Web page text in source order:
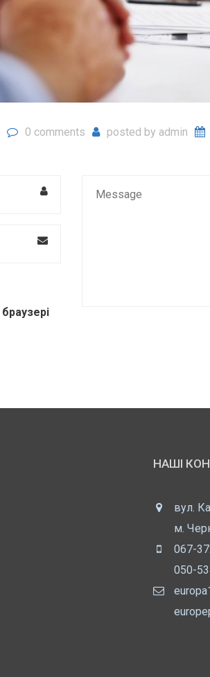
0 comments posted by admin
НАШІ
вул.
м.
067-
050-